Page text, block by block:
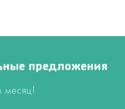
предложения
месяц!